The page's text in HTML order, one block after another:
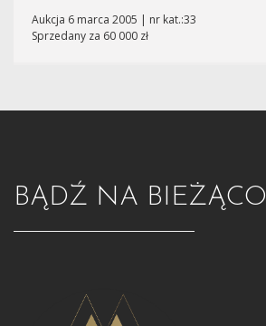
Aukcja 6 marca 2005 | nr kat.:33
Sprzedany za 60 000 zł
BĄDŹ NA BIEŻĄCO